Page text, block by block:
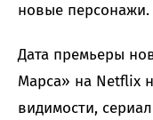
новые персонажи.
Дата премьеры
Марса» на Netflix
видимости,